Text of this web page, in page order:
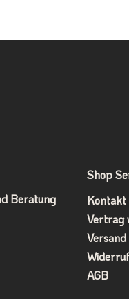
Beratung
Shop
Kontakt
Vertrag
AGB